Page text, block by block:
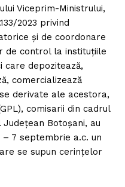
Viceprim-Ministrului,
2023 privind
și de coordonare
de control la instituțiile
care depozitează,
comercializează
derivate ale acestora,
comisarii din cadrul
Botoșani, au
7 septembrie a.c. un
se supun cerințelor